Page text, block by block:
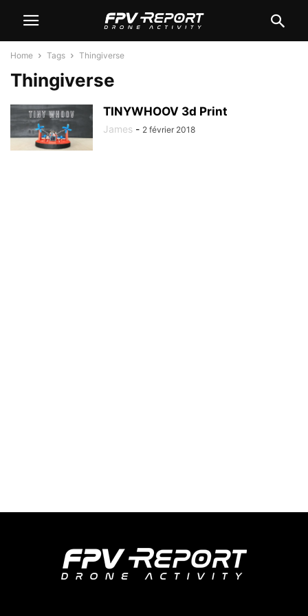
Home Tags Thingiverse
Thingiverse
TINYWHOOV 3d Print
James - 2 février 2018